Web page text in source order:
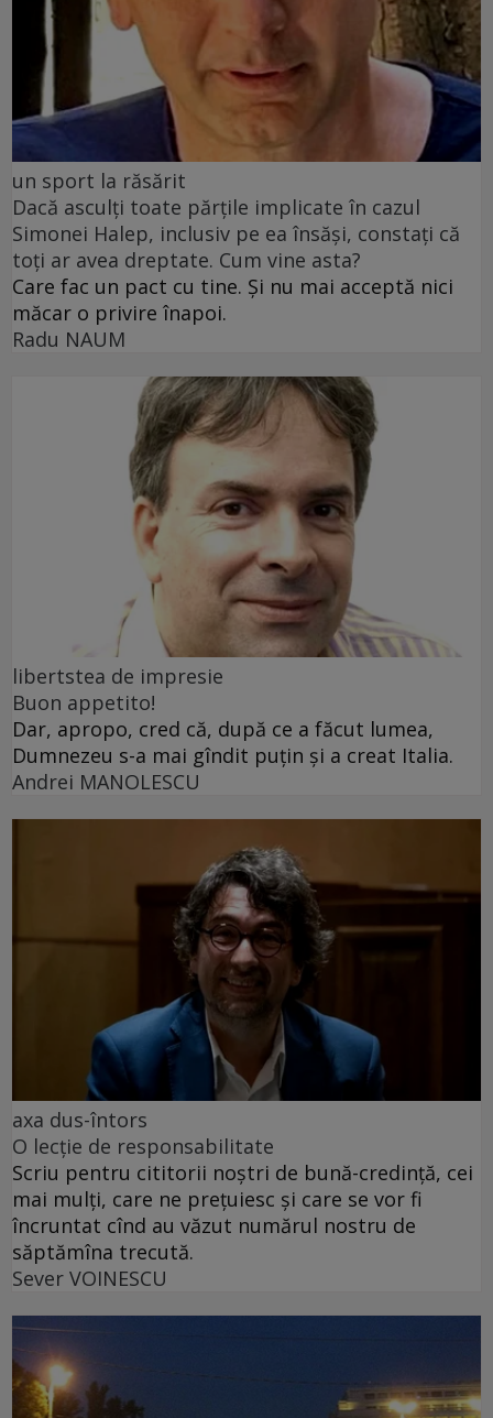
un sport la răsărit
Dacă asculți toate părțile implicate în cazul
Simonei Halep, inclusiv pe ea însăși, constați că
toți ar avea dreptate. Cum vine asta?
Care fac un pact cu tine. Și nu mai acceptă nici
măcar o privire înapoi.
Radu NAUM
libertstea de impresie
Buon appetito!
Dar, apropo, cred că, după ce a făcut lumea,
Dumnezeu s-a mai gîndit puțin și a creat Italia.
Andrei MANOLESCU
axa dus-întors
O lecție de responsabilitate
Scriu pentru cititorii noștri de bună-credință, cei
mai mulți, care ne prețuiesc și care se vor fi
încruntat cînd au văzut numărul nostru de
săptămîna trecută.
Sever VOINESCU